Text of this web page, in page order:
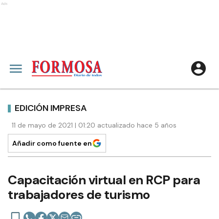
Ads
EDICIÓN IMPRESA
11 de mayo de 2021 | 01:20 actualizado hace 5 años
Añadir como fuente en
Capacitación virtual en RCP para
trabajadores de turismo